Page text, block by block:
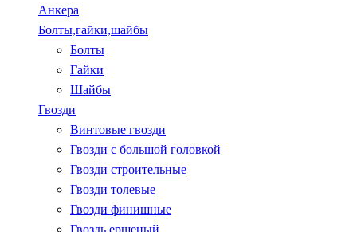
Анкера
Болты,гайки,шайбы
Болты
Гайки
Шайбы
Гвозди
Винтовые гвозди
Гвозди с большой головкой
Гвозди строительные
Гвозди толевые
Гвозди финишные
Гвоздь ершеный